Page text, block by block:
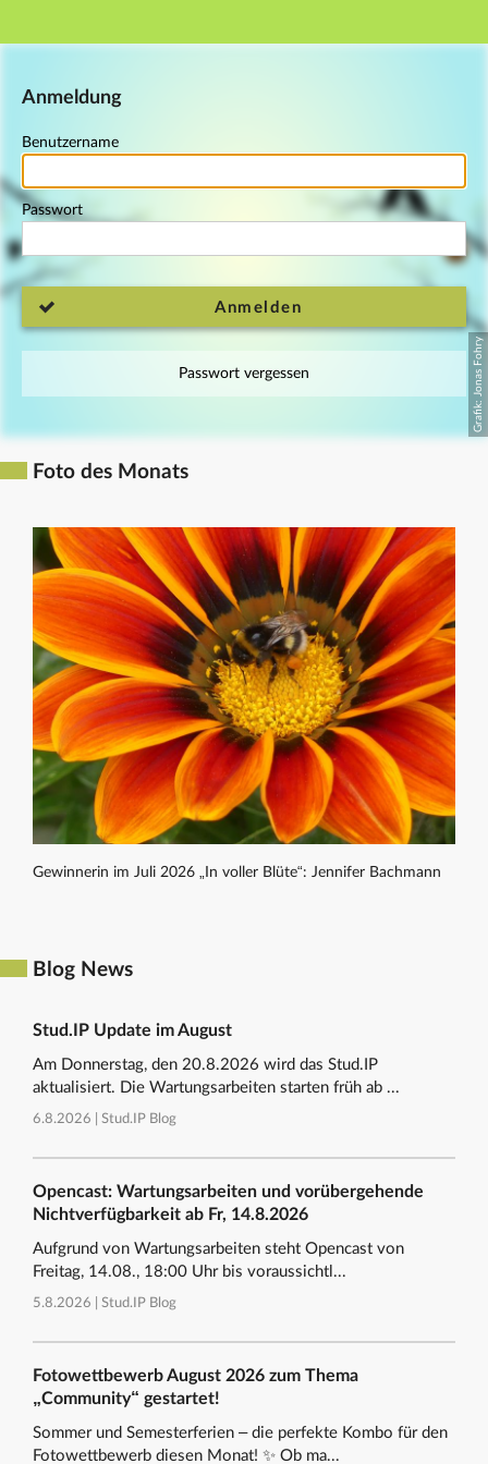
Hauptnavigation
Anmeldung
Benutzername
Passwort
Anmelden
Passwort vergessen
Foto des Monats
Gewinnerin im Juli 2026 „In voller Blüte“: Jennifer Bachmann
Blog News
Stud.IP Update im August
Am Donnerstag, den 20.8.2026 wird das Stud.IP
aktualisiert. Die Wartungsarbeiten starten früh ab ...
6.8.2026 | Stud.IP Blog
Opencast: Wartungsarbeiten und vorübergehende
Nichtverfügbarkeit ab Fr, 14.8.2026
Aufgrund von Wartungsarbeiten steht Opencast von
Freitag, 14.08., 18:00 Uhr bis voraussichtl...
5.8.2026 | Stud.IP Blog
Fotowettbewerb August 2026 zum Thema
„Community“ gestartet!
Sommer und Semesterferien – die perfekte Kombo für den
Fotowettbewerb diesen Monat! ✨ Ob ma...